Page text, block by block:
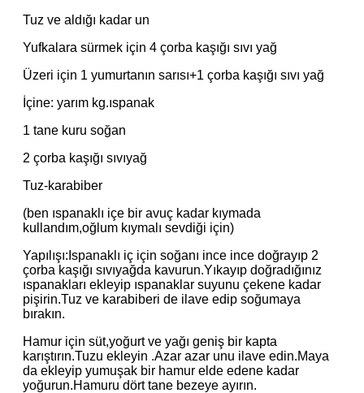
Tuz ve aldığı kadar un
Yufkalara sürmek için 4 çorba kaşığı sıvı yağ
Üzeri için 1 yumurtanın sarısı+1 çorba kaşığı sıvı yağ
İçine: yarım kg.ıspanak
1 tane kuru soğan
2 çorba kaşığı sıvıyağ
Tuz-karabiber
(ben ıspanaklı içe bir avuç kadar kıymada
kullandım,oğlum kıymalı sevdiği için)
Yapılışı:Ispanaklı iç için soğanı ince ince doğrayıp 2
çorba kaşığı sıvıyağda kavurun.Yıkayıp doğradığınız
ıspanakları ekleyip ıspanaklar suyunu çekene kadar
pişirin.Tuz ve karabiberi de ilave edip soğumaya
bırakın.
Hamur için süt,yoğurt ve yağı geniş bir kapta
karıştırın.Tuzu ekleyin .Azar azar unu ilave edin.Maya
da ekleyip yumuşak bir hamur elde edene kadar
yoğurun.Hamuru dört tane bezeye ayırın.